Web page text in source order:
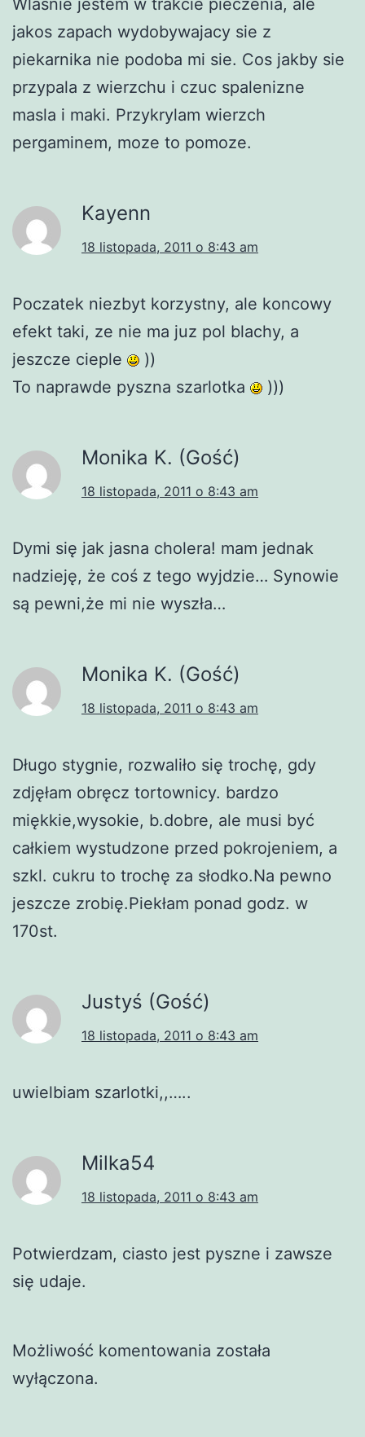
Wlasnie jestem w trakcie pieczenia, ale
jakos zapach wydobywajacy sie z
piekarnika nie podoba mi sie. Cos jakby sie
przypala z wierzchu i czuc spalenizne
masla i maki. Przykrylam wierzch
pergaminem, moze to pomoze.
Kayenn
18 listopada, 2011 o 8:43 am
Poczatek niezbyt korzystny, ale koncowy
efekt taki, ze nie ma juz pol blachy, a
jeszcze cieple
))
To naprawde pyszna szarlotka
)))
Monika K. (Gość)
18 listopada, 2011 o 8:43 am
Dymi się jak jasna cholera! mam jednak
nadzieję, że coś z tego wyjdzie… Synowie
są pewni,że mi nie wyszła…
Monika K. (Gość)
18 listopada, 2011 o 8:43 am
Długo stygnie, rozwaliło się trochę, gdy
zdjęłam obręcz tortownicy. bardzo
miękkie,wysokie, b.dobre, ale musi być
całkiem wystudzone przed pokrojeniem, a
szkl. cukru to trochę za słodko.Na pewno
jeszcze zrobię.Piekłam ponad godz. w
170st.
Justyś (Gość)
18 listopada, 2011 o 8:43 am
uwielbiam szarlotki,,…..
Milka54
18 listopada, 2011 o 8:43 am
Potwierdzam, ciasto jest pyszne i zawsze
się udaje.
Możliwość komentowania została
wyłączona.